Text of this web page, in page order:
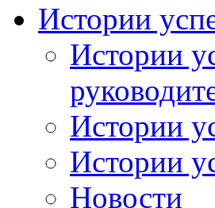
Истории
Истории
Истории
Истории
Новости